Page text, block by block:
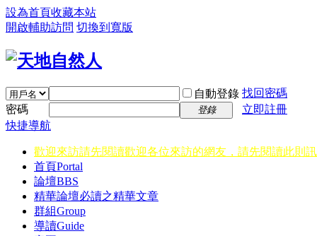
設為首頁收藏本站
開啟輔助訪問 切換到寬版
自動登錄 找回密碼
密碼
登錄
立即註冊
快捷導航
歡迎來訪請先閱讀歡迎各位來訪的網友，請先閱讀此則
首頁Portal
論壇BBS
精華論壇必讀之精華文章
群組Group
導讀Guide